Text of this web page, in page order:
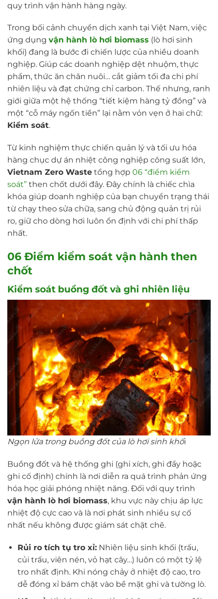
quy trình vận hành hàng ngày.
Trong bối cảnh chuyển dịch xanh tại Việt Nam, việc
ứng dụng vận hành lò hơi biomass (lò hơi sinh
khối) đang là bước đi chiến lược của nhiều doanh
nghiệp. Giúp các doanh nghiệp dệt nhuộm, thực
phẩm, thức ăn chăn nuôi… cắt giảm tối đa chi phí
nhiên liệu và đạt chứng chỉ carbon. Thế nhưng, ranh
giới giữa một hệ thống “tiết kiệm hàng tỷ đồng” và
một “cỗ máy ngốn tiền” lại nằm vỏn vẹn ở hai chữ:
Kiểm soát.
Từ kinh nghiệm thực chiến quản lý và tối ưu hóa
hàng chục dự án nhiệt công nghiệp công suất lớn,
Vietnam Zero Waste tổng hợp 06 “điểm kiểm
soát” then chốt dưới đây. Đây chính là chiếc chìa
khóa giúp doanh nghiệp của bạn chuyển trạng thái
từ chạy theo sửa chữa, sang chủ động quản trị rủi
ro, giữ cho dòng hơi luôn ổn định với chi phí thấp
nhất.
06 Điểm kiểm soát vận hành then
chốt
Kiểm soát buồng đốt và ghi nhiên liệu
Ngọn lửa trong buồng đốt của lò hơi sinh khối
Buồng đốt và hệ thống ghi (ghi xích, ghi đẩy hoặc
ghi cố định) chính là nơi diễn ra quá trình phản ứng
hóa học giải phóng nhiệt năng. Đối với quy trình
vận hành lò hơi biomass, khu vực này chịu áp lực
nhiệt độ cực cao và là nơi phát sinh nhiều sự cố
nhất nếu không được giám sát chặt chẽ.
Rủi ro tích tụ tro xỉ:Nhiên liệu sinh khối (trấu,
củi trấu, viên nén, vỏ hạt cây…) luôn có một tỷ lệ
tro nhất định. Khi nóng chảy ở nhiệt độ cao, tro
dễ đóng xỉ bám chặt vào bề mặt ghi và tường lò.